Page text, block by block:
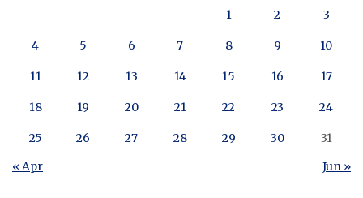
1 2 3
4 5 6 7 8 9 10
11 12 13 14 15 16 17
18 19 20 21 22 23 24
25 26 27 28 29 30
31
« Apr
Jun »